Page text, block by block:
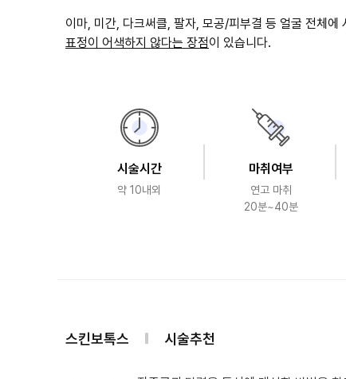
표정이 어색하지 않다는 장점이 있습니다.
시술시간
약 10내외
마취여부
연고 마취
20분~40분
스킨보톡스 시술추천